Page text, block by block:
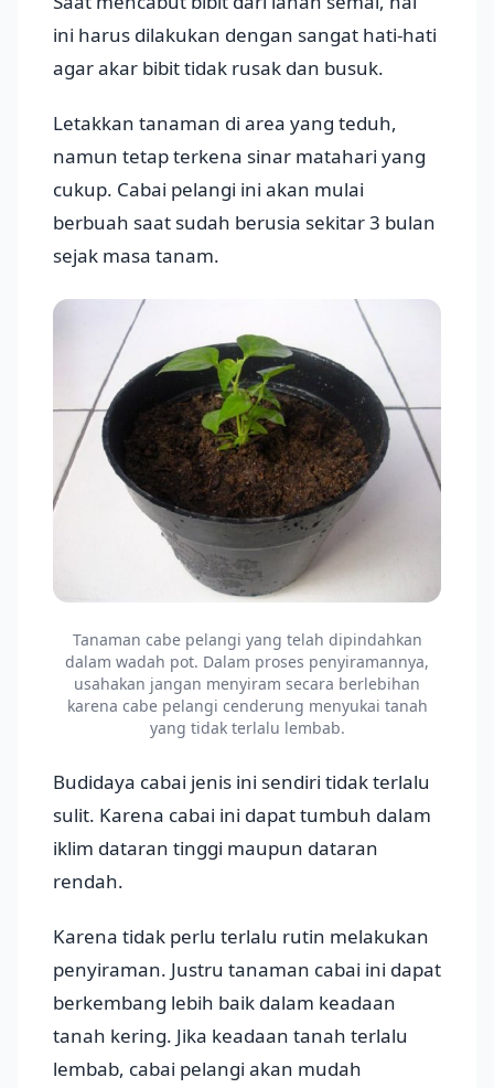
ini harus dilakukan dengan sangat hati-hati
agar akar bibit tidak rusak dan busuk.
Letakkan tanaman di area yang teduh,
namun tetap terkena sinar matahari yang
cukup. Cabai pelangi ini akan mulai
berbuah saat sudah berusia sekitar 3 bulan
sejak masa tanam.
Tanaman cabe pelangi yang telah dipindahkan
dalam wadah pot. Dalam proses penyiramannya,
usahakan jangan menyiram secara berlebihan
karena cabe pelangi cenderung menyukai tanah
yang tidak terlalu lembab.
Budidaya cabai jenis ini sendiri tidak terlalu
sulit. Karena cabai ini dapat tumbuh dalam
iklim dataran tinggi maupun dataran
rendah.
Karena tidak perlu terlalu rutin melakukan
penyiraman. Justru tanaman cabai ini dapat
berkembang lebih baik dalam keadaan
tanah kering. Jika keadaan tanah terlalu
lembab, cabai pelangi akan mudah